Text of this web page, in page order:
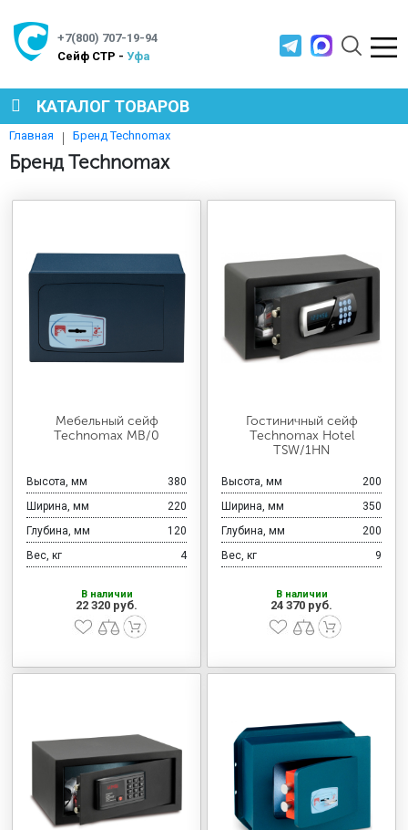
+7(800) 707-19-94
Cейф СТР - Уфа
КАТАЛОГ ТОВАРОВ
СЕЙФЫ
МЕТАЛЛИЧЕСКИЕ СТЕЛЛАЖИ
ПРОИЗВОДСТВЕННАЯ МЕБЕЛЬ
МЕДИЦИНСКАЯ МЕБЕЛЬ
СИСТЕМЫ ХРАНЕНИЯ
ОФИСНАЯ МЕБЕЛЬ
МЕБЕЛЬ ДЛЯ ДОМА
МЕБЕЛЬ ДЛЯ СТОЛОВЫХ
СТАЛЬНЫЕ ДВЕРИ
Главная Бренд Technomax
Бренд Technomax
Мебельный сейф
Technomax MB/0
Высота, мм
380
Ширина, мм
220
Глубина, мм
120
Вес, кг
4
В наличии
22 320 руб.
Гостиничный сейф
Technomax Hotel
TSW/1HN
Высота, мм
200
Ширина, мм
350
Глубина, мм
200
Вес, кг
9
В наличии
24 370 руб.